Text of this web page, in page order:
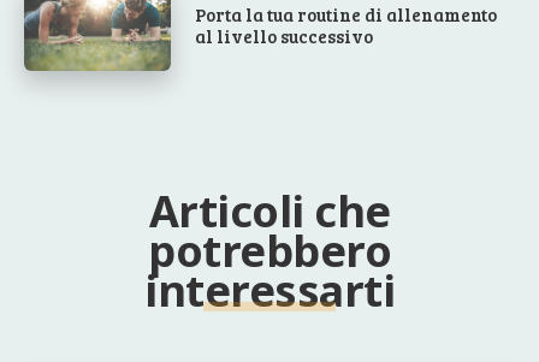
Porta la tua routine di allenamento
al livello successivo
Articoli che
potrebbero
interessarti